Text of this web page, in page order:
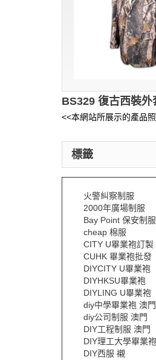
<<本網站所展示的產品
標籤
火警糾察制服
2000年廣場制服
Bay Point 保安制服
cheap 棉服
CITY U畢業袍訂製
CUHK 畢業袍批發
DIYCITY U畢業袍
DIYHKSU畢業袍
DIYLING U畢業袍
diy中學畢業袍 澳門
diy公司制服 澳門
DIY工程制服 澳門
DIY理工大學畢業袍
DIY西服 襯